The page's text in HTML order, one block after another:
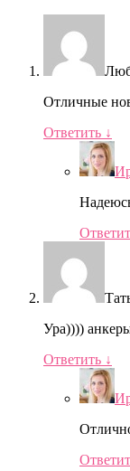
Отличные
Ответить ↓
Ура))))
Ответить ↓